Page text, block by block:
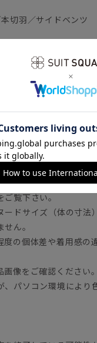
切羽／サイドベンツ
必ずご確認下さい。
ご覧下さい。
ドサイズ（体の寸法）
ん。
の個体差や着用感の
像をご確認ください。
パソコン環境により
A6 A7 A8 A9